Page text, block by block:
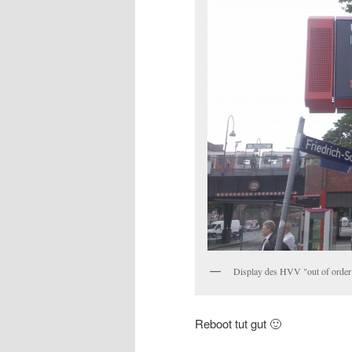
Display des HVV "out of
Reboot tut gut 🙂